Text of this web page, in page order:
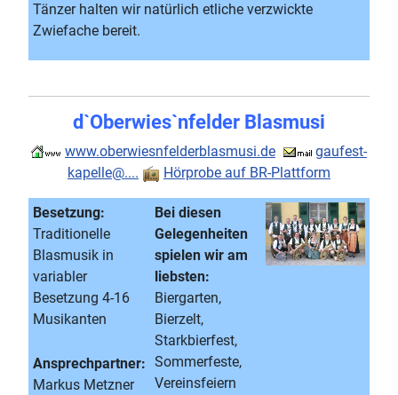
Tänzer halten wir natürlich etliche verzwickte
Zwiefache bereit.
d`Oberwies`nfelder Blasmusi
www.oberwiesnfelderblasmusi.de
gaufest-
kapelle@....
Hörprobe auf BR-Plattform
Besetzung:
Traditionelle
Blasmusik in
variabler
Besetzung 4-16
Musikanten
Bei diesen
Gelegenheiten
spielen wir am
liebsten:
Biergarten,
Bierzelt,
Starkbierfest,
Sommerfeste,
Vereinsfeiern
Ansprechpartner:
Markus Metzner